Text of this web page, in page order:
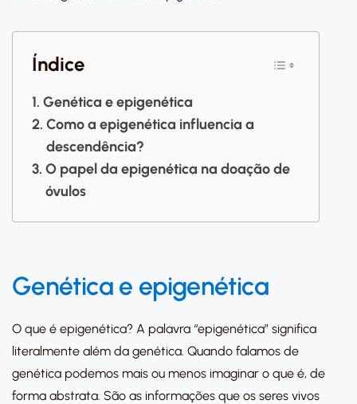
Índice
Genética e epigenética
Como a epigenética influencia a
descendência?
O papel da epigenética na doação de
óvulos
Genética e epigenética
O que é epigenética? A palavra “epigenética” significa
literalmente além da genética. Quando falamos de
genética podemos mais ou menos imaginar o que é, de
forma abstrata. São as informações que os seres vivos